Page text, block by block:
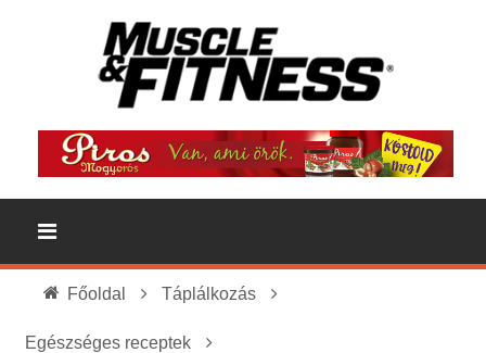
Főoldal Táplálkozás
Egészséges receptek